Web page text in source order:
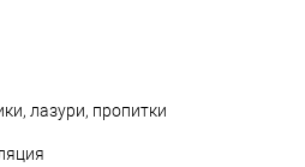
лазури, пропитки